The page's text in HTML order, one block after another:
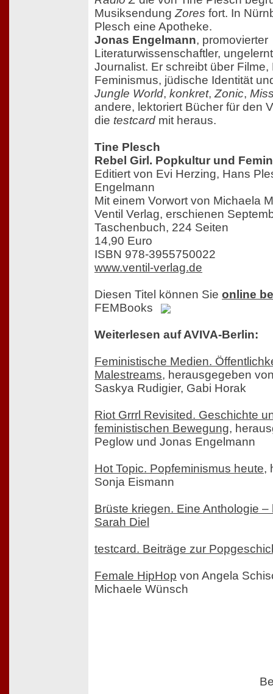
MusiksendungZores fort. In
Plesch eine Apotheke.
Jonas Engelmann, promovierter
Literaturwissenschaftler,
Journalist. Er schreibt über Filme,
Feminismus, jüdische Identität
Jungle World, konkret,Zonic,
andere, lektoriert Bücher für den
die testcard mit heraus.
Tine Plesch
Rebel Girl. Popkultur und
Editiert von Evi Herzing, Hans
Engelmann
Mit einem Vorwort von Michaela
Ventil Verlag, erschienen
Taschenbuch, 224 Seiten
14,90 Euro
ISBN 978-3955750022
www.ventil-verlag.de
Diesen Titel können Sie online
FEMBooks
Weiterlesen auf AVIVA-Berlin:
Feministische Medien.
Malestreams, herausgegeben
Saskya Rudigier, Gabi Horak
Riot Grrrl Revisited. Geschichte
feministischen Bewegung,
Peglow und Jonas Engelmann
Hot Topic. Popfeminismus heute,
Sonja Eismann
Brüste kriegen. Eine Anthologie
Sarah Diel
testcard. Beiträge zur
Female HipHop von Angela
Michaele Wünsch